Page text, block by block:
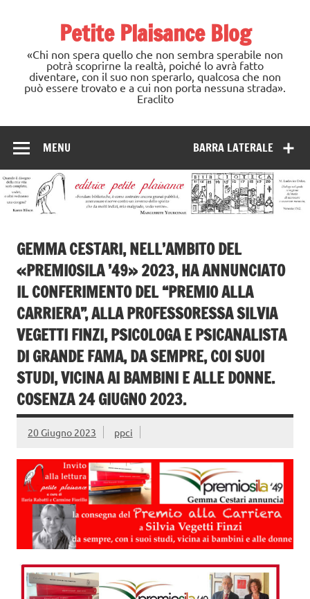
Petite Plaisance Blog
«Chi non spera quello che non sembra sperabile non
potrà scoprirne la realtà, poiché lo avrà fatto
diventare, con il suo non sperarlo, qualcosa che non
può essere trovato e a cui non porta nessuna strada».
Eraclito
BARRA LATERALE
MENU
GEMMA CESTARI, NELL’AMBITO DEL
«PREMIOSILA ’49» 2023, HA ANNUNCIATO
IL CONFERIMENTO DEL “PREMIO ALLA
CARRIERA”, ALLA PROFESSORESSA SILVIA
VEGETTI FINZI, PSICOLOGA E PSICANALISTA
DI GRANDE FAMA, DA SEMPRE, COI SUOI
STUDI, VICINA AI BAMBINI E ALLE DONNE.
COSENZA 24 GIUGNO 2023.
20 Giugno 2023 ppci